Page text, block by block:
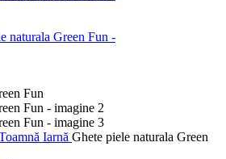
Iarnă Ghete piele naturala Green